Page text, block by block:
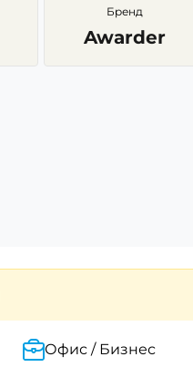
Бренд
Awarder
Офис / Бизнес